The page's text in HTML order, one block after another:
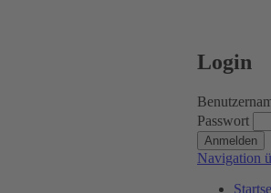
Login
Passwort
Anmelden
Navigation